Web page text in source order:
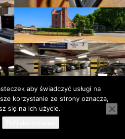
Tech.redpanda.pl
Noweczasy.com.pl
Pozyczaj.net
Facebook
Polityka
prywatności
Kontakt
Wszelkie prawa zastrzeżone.
cookies. Korzystając ze strony
plików cookies.
dowiedz
się więcej.
aby świadczyć usługi na
korzystanie ze strony oznacza,
się na ich użycie.